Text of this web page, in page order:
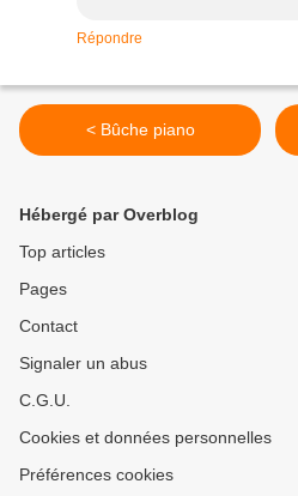
Répondre
< Bûche piano
Hébergé par Overblog
Top articles
Pages
Contact
Signaler un abus
C.G.U.
Cookies et données personnelles
Préférences cookies